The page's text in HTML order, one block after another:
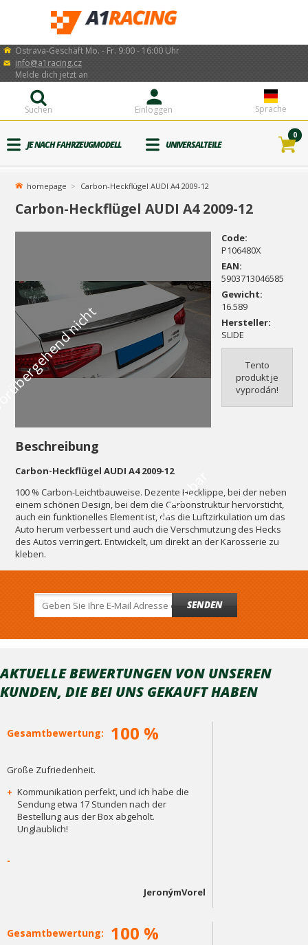
Ostrava-Geschäft Mo. - Fr. 9:00 - 16:00 Uhr
info@a1racing.cz
Sprache
Einloggen
Melde dich jetzt an
Suchen
JE NACH FAHRZEUGMODELL UNIVERSALTEILE
0
homepage Carbon-Heckflügel AUDI A4 2009-12
Carbon-Heckflügel AUDI A4 2009-12
r
Code:
P106480X
EAN:
5903713046585
Gewicht:
16.589
Hersteller:
SLIDE
Tento
produkt je
vyprodán!
Beschreibung
Carbon-Heckflügel AUDI A4 2009-12
100 % Carbon-Leichtbauweise. Dezente Hecklippe, bei der neben
einem schönen Design, bei dem die Carbonstruktur hervorsticht,
auch ein funktionelles Element ist, das die Luftzirkulation um das
Auto herum verbessert und auch die Verschmutzung des Hecks
des Autos verringert. Entwickelt, um direkt an der Karosserie zu
kleben.
SENDEN
AKTUELLE BEWERTUNGEN VON UNSEREN
KUNDEN, DIE BEI ​​UNS GEKAUFT HABEN
Gesamtbewertung: 100 %
Große Zufriedenheit.
+ Kommunikation perfekt, und ich habe die
Sendung etwa 17 Stunden nach der
Bestellung aus der Box abgeholt.
Unglaublich!
-
JeronýmVorel
Gesamtbewertung: 100 %